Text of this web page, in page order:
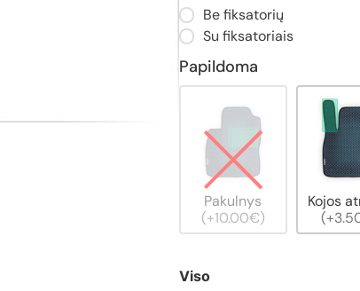
Be fiksatorių
Su fiksatoriais
Papildoma
Pakulnys
(+10.00€)
Kojos
Viso